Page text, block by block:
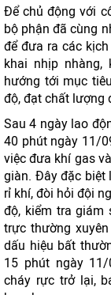
Để chủ động với
bộ phận đã cùng
để đưa ra các
khai nhịp nhàng,
hướng tới mục
độ, đạt chất lượng
Sau 4 ngày lao
40 phút ngày 11/
việc đưa khí gas
giàn. Đây đặc biệt
rỉ khí, đòi hỏi đội
độ, kiểm tra giám
trực thường
dấu hiệu bất
15 phút ngày
cháy rực trở lại,